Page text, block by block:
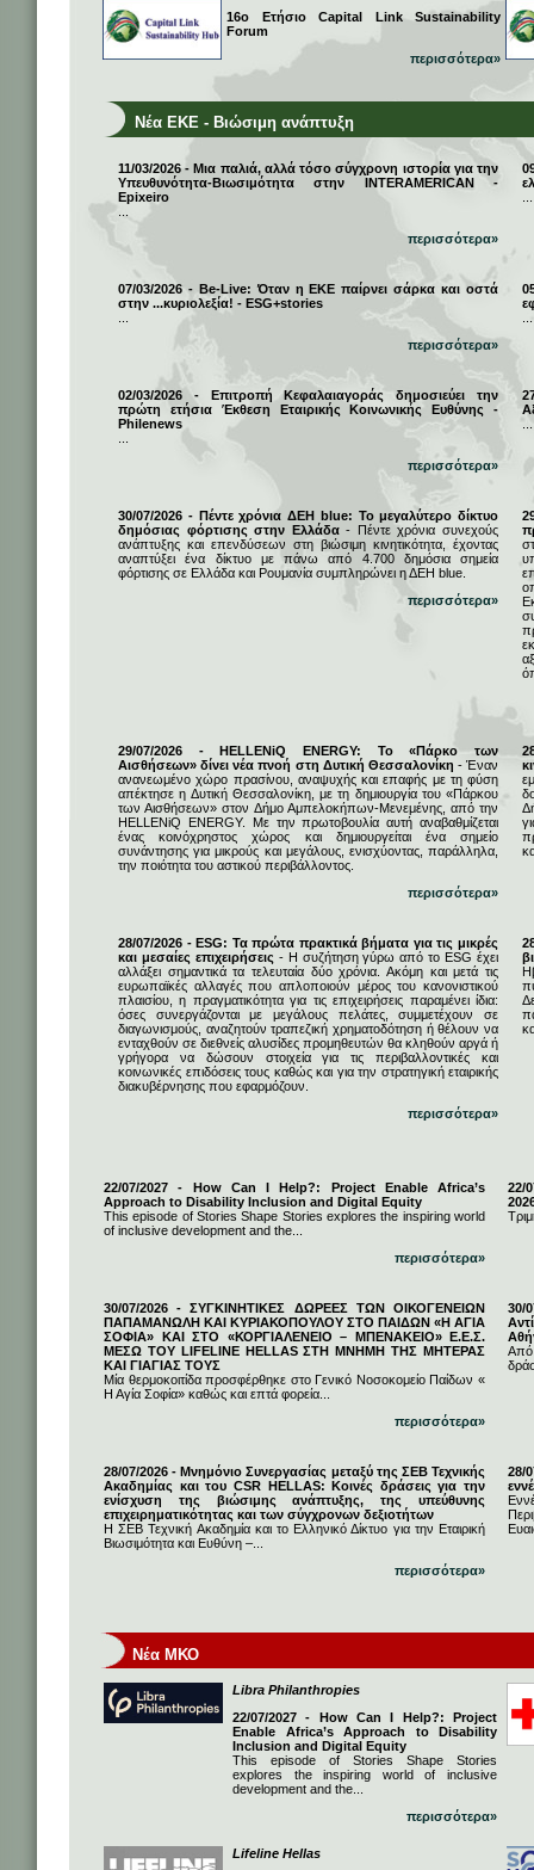
16ο Ετήσιο Capital Link Sustainability
Forum
περισσότερα»
Νέα ΕΚΕ - Βιώσιμη ανάπτυξη
11/03/2026 - Μια παλιά, αλλά τόσο σύγχρονη ιστορία για την
Υπευθυνότητα-Βιωσιμότητα στην INTERAMERICAN -
Epixeiro
περισσότερα»
07/03/2026 - Be-Live: Όταν η ΕΚΕ παίρνει σάρκα και οστά
στην ...κυριολεξία! - ESG+stories
περισσότερα»
02/03/2026 - Επιτροπή Κεφαλαιαγοράς δημοσιεύει την
πρώτη ετήσια Έκθεση Εταιρικής Κοινωνικής Ευθύνης -
Philenews
περισσότερα»
30/07/2026 - Πέντε χρόνια ΔΕΗ blue: Το μεγαλύτερο δίκτυο
δημόσιας φόρτισης στην Ελλάδα- Πέντε χρόνια συνεχούς
ανάπτυξης και επενδύσεων στη βιώσιμη κινητικότητα, έχοντας
αναπτύξει ένα δίκτυο με πάνω από 4.700 δημόσια σημεία
φόρτισης σε Ελλάδα και Ρουμανία συμπληρώνει η ΔΕΗ blue.
περισσότερα»
29/07/2026 - HELLENiQ ENERGY: Το «Πάρκο των
Αισθήσεων» δίνει νέα πνοή στη Δυτική Θεσσαλονίκη - Έναν
ανανεωμένο χώρο πρασίνου, αναψυχής και επαφής με τη φύση
απέκτησε η Δυτική Θεσσαλονίκη, με τη δημιουργία του «Πάρκου
των Αισθήσεων» στον Δήμο Αμπελοκήπων-Μενεμένης, από την
HELLENiQ ENERGY. Με την πρωτοβουλία αυτή αναβαθμίζεται
ένας κοινόχρηστος χώρος και δημιουργείται ένα σημείο
συνάντησης για μικρούς και μεγάλους, ενισχύοντας, παράλληλα,
την ποιότητα του αστικού περιβάλλοντος.
περισσότερα»
28/07/2026 - ESG: Τα πρώτα πρακτικά βήματα για τις μικρές
και μεσαίες επιχειρήσεις - Η συζήτηση γύρω από το ESG έχει
αλλάξει σημαντικά τα τελευταία δύο χρόνια. Ακόμη και μετά τις
ευρωπαϊκές αλλαγές που απλοποιούν μέρος του κανονιστικού
πλαισίου, η πραγματικότητα για τις επιχειρήσεις παραμένει ίδια:
όσες συνεργάζονται με μεγάλους πελάτες, συμμετέχουν σε
διαγωνισμούς, αναζητούν τραπεζική χρηματοδότηση ή θέλουν να
ενταχθούν σε διεθνείς αλυσίδες προμηθευτών θα κληθούν αργά ή
γρήγορα να δώσουν στοιχεία για τις περιβαλλοντικές και
κοινωνικές επιδόσεις τους καθώς και για την στρατηγική εταιρικής
διακυβέρνησης που εφαρμόζουν.
περισσότερα»
22/07/2027 - How Can I Help?: Project Enable Africa’s
Approach to Disability Inclusion and Digital Equity
This episode of Stories Shape Stories explores the inspiring world
of inclusive development and the...
περισσότερα»
22/
30/07/2026 - ΣΥΓΚΙΝΗΤΙΚΕΣ ΔΩΡΕΕΣ ΤΩΝ ΟΙΚΟΓΕΝΕΙΩΝ
ΠΑΠΑΜΑΝΩΛΗ ΚΑΙ ΚΥΡΙΑΚΟΠΟΥΛΟΥ ΣΤΟ ΠΑΙΔΩΝ «Η ΑΓΙΑ
ΣΟΦΙΑ» ΚΑΙ ΣΤΟ «ΚΟΡΓΙΑΛΕΝΕΙΟ – ΜΠΕΝΑΚΕΙΟ» Ε.Ε.Σ.
ΜΕΣΩ ΤΟΥ LIFELINE HELLAS ΣΤΗ ΜΝΗΜΗ ΤΗΣ ΜΗΤΕΡΑΣ
ΚΑΙ ΓΙΑΓΙΑΣ ΤΟΥΣ
Μία θερμοκοιτίδα προσφέρθηκε στο Γενικό Νοσοκομείο Παίδων «
Η Αγία Σοφία» καθώς και επτά φορεία...
περισσότερα»
30/
Από
28/07/2026 - Μνημόνιο Συνεργασίας μεταξύ της ΣΕΒ Τεχνικής
Ακαδημίας και του CSR HELLAS: Κοινές δράσεις για την
ενίσχυση της βιώσιμης ανάπτυξης, της υπεύθυνης
επιχειρηματικότητας και των σύγχρονων δεξιοτήτων
Η ΣΕΒ Τεχνική Ακαδημία και το Ελληνικό Δίκτυο για την Εταιρική
Βιωσιμότητα και Ευθύνη –...
περισσότερα»
28/
Νέα ΜΚΟ
Libra Philanthropies
22/07/2027 - How Can I Help?: Project
Enable Africa’s Approach to Disability
Inclusion and Digital Equity
This episode of Stories Shape Stories
explores the inspiring world of inclusive
development and the...
περισσότερα»
Lifeline Hellas